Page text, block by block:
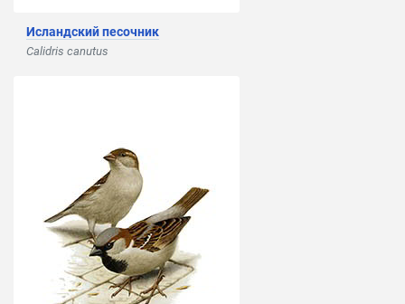
Исландский песочник
Calidris canutus